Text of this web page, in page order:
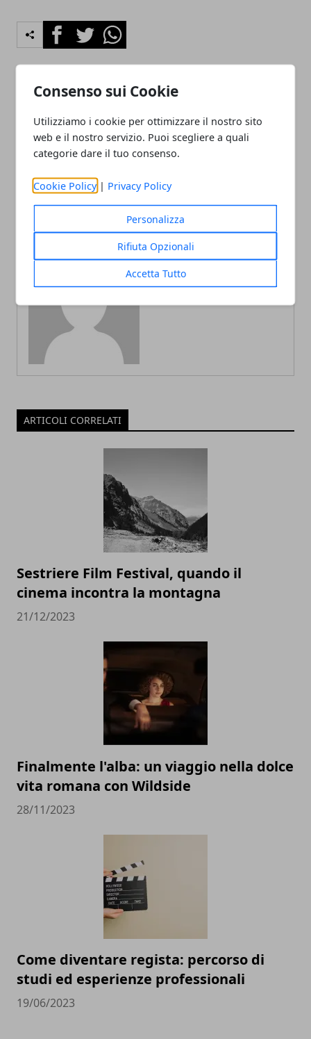
Consenso sui Cookie
Utilizziamo i cookie per ottimizzare il nostro sito
web e il nostro servizio. Puoi scegliere a quali
categorie dare il tuo consenso.
Cookie Policy | Privacy Policy
Personalizza
Rifiuta Opzionali
Accetta Tutto
FacebookTwitterWhatsapp
I 5 film di Stephen King
che necessitano di un
remake
Il Signore degli Anelli:
Amazon svela i nomi dei
Redazione
ARTICOLI CORRELATI
Sestriere Film Festival, quando il
cinema incontra la montagna
21/12/2023
Finalmente l'alba: un viaggio nella dolce
vita romana con Wildside
28/11/2023
Come diventare regista: percorso di
studi ed esperienze professionali
19/06/2023